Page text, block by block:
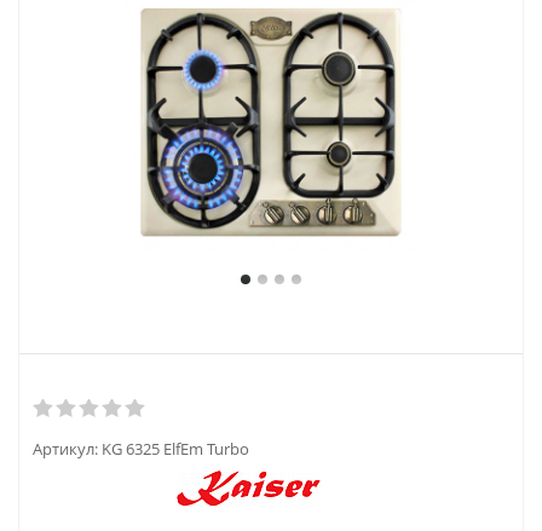
Артикул: KG 6325 ElfEm Turbo